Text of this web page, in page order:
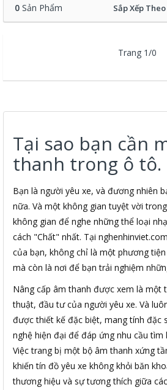
0 Sản Phẩm Sắp Xếp Theo
Trang 1/0
Tại sao bạn cần
thanh trong ô tô.
Bạn là người yêu xe, và đương nhiên
nữa. Và một không gian tuyệt vời
không gian để nghe những thể loại
cách "Chất" nhất. Tại
của bạn, không chỉ là một phương
mà còn là nơi để bạn trải nghiệm
Nâng cấp âm thanh được xem là một
thuật, đầu tư của người yêu xe. Và
được thiết kế đặc biệt, mang tính đặc
nghệ hiện đại để đáp ứng nhu cầu tìm
Việc trang bị một bộ âm thanh xứng
khiến tín đồ yêu xe không khỏi băn
thương hiệu và sự tương thích giữa